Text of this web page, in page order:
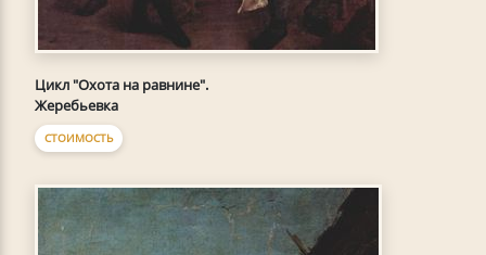
Цикл "Охота на равнине".
Жеребьевка
СТОИМОСТЬ